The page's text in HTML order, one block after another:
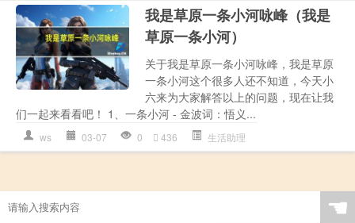
我是草原一条小河咏峰（我是
草原一条小河）
关于我是草原一条小河咏峰，我是草原
一条小河这个很多人还不知道，今天小
六来为大家解答以上的问题，现在让我
们一起来看看吧！ 1、一条小河 - 金波词：悟义...
ws 03-07 0 436 生活助理
☚